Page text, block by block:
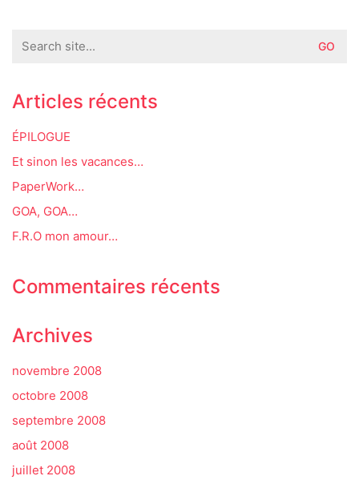
for:
Articles récents
ÉPILOGUE
Et sinon les vacances…
PaperWork…
GOA, GOA…
F.R.O mon amour…
Commentaires récents
Archives
novembre 2008
octobre 2008
septembre 2008
août 2008
juillet 2008